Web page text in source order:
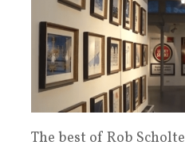
The best of Rob Scholte